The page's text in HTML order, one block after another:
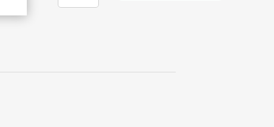
PACK